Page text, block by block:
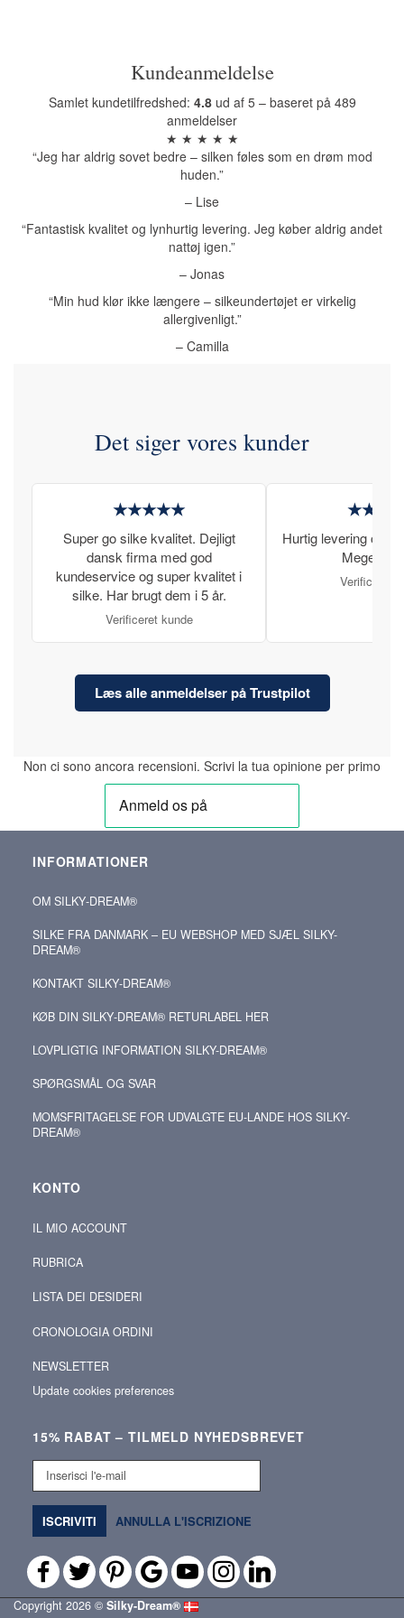
Kundeanmeldelse
Samlet kundetilfredshed: 4.8ud af 5 – baseret på 489
anmeldelser
★ ★ ★ ★ ★
“Jeg har aldrig sovet bedre – silken føles som en drøm mod
huden.”
– Lise
“Fantastisk kvalitet og lynhurtig levering. Jeg køber aldrig andet
nattøj igen.”
– Jonas
“Min hud klør ikke længere – silkeundertøjet er virkelig
allergivenligt.”
– Camilla
Det siger vores kunder
★★★★★
Super go silke kvalitet. Dejligt
dansk firma med god
kundeservice og super kvalitet i
silke. Har brugt dem i 5 år.
Verificeret kunde
Hurtig levering og
Meget
Verificeret
Læs alle anmeldelser på Trustpilot
Non ci sono ancora recensioni. Scrivi la tua opinione per primo
INFORMATIONER
OM SILKY‑DREAM®
SILKE FRA DANMARK – EU WEBSHOP MED SJÆL SILKY-
DREAM®
KONTAKT SILKY‑DREAM®
KØB DIN SILKY‑DREAM® RETURLABEL HER
LOVPLIGTIG INFORMATION SILKY-DREAM®
SPØRGSMÅL OG SVAR
MOMSFRITAGELSE FOR UDVALGTE EU-LANDE HOS SILKY-
DREAM®
KONTO
IL MIO ACCOUNT
RUBRICA
LISTA DEI DESIDERI
CRONOLOGIA ORDINI
NEWSLETTER
Update cookies preferences
15% RABAT – TILMELD NYHEDSBREVET
Inserisci
mail
ISCRIVITI ANNULLA L'ISCRIZIONE
Copyright 2026 © Silky‑Dream®